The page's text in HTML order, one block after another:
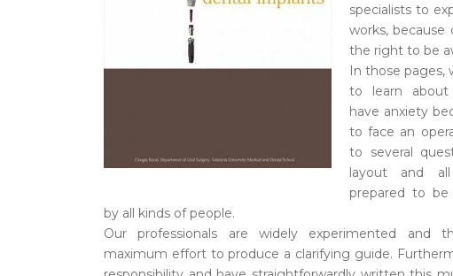
specialists to
works,
the right to be
In those pages,
to learn
have anxiety
to face an
to several
layout and
prepared to be
by all kinds of people.
Our professionals are widely experimented and
maximum effort to produce a clarifying guide.